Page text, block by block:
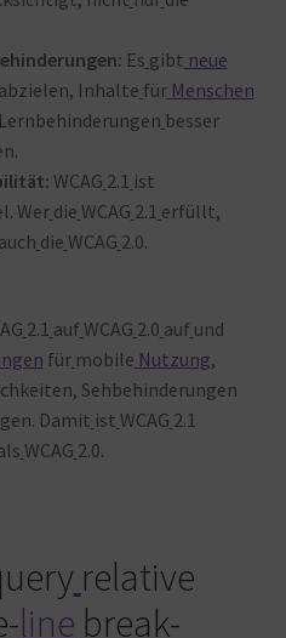
Es gibt neue
abzielen, Inhalte für Menschen
Lernbehinderungen besser
.
WCAG 2.1 ist
Wer die WCAG 2.1 erfüllt,
auch die WCAG 2.0.
2.1 auf WCAG 2.0 auf und
für mobile Nutzung,
Sehbehinderungen
Damit ist WCAG 2.1
WCAG 2.0.
relative
line break-